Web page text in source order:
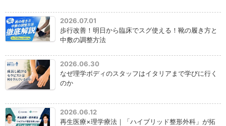
2026.07.01
歩行改善！明日から臨床でスグ使える！靴の履き方と
中敷の調整方法
2026.06.30
なぜ理学ボディのスタッフはイタリアまで学びに行く
のか
2026.06.12
再生医療×理学療法｜「ハイブリッド整形外科」が拓